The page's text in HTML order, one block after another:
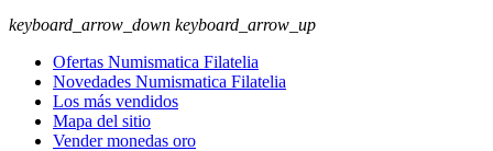
keyboard_arrow_down keyboard_arrow_up
Ofertas Numismatica Filatelia
Novedades Numismatica Filatelia
Los más vendidos
Mapa del sitio
Vender monedas oro